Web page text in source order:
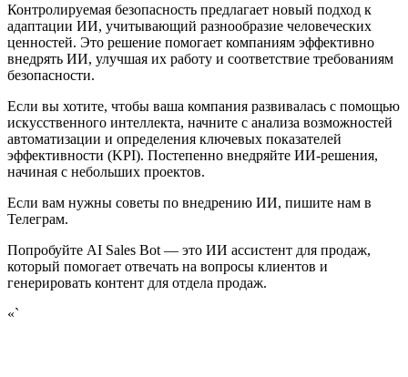
Контролируемая безопасность предлагает новый подход к
адаптации ИИ, учитывающий разнообразие человеческих
ценностей. Это решение помогает компаниям эффективно
внедрять ИИ, улучшая их работу и соответствие требованиям
безопасности.
Если вы хотите, чтобы ваша компания развивалась с помощью
искусственного интеллекта, начните с анализа возможностей
автоматизации и определения ключевых показателей
эффективности (KPI). Постепенно внедряйте ИИ-решения,
начиная с небольших проектов.
Если вам нужны советы по внедрению ИИ, пишите нам в
Телеграм.
Попробуйте AI Sales Bot — это ИИ ассистент для продаж,
который помогает отвечать на вопросы клиентов и
генерировать контент для отдела продаж.
«`